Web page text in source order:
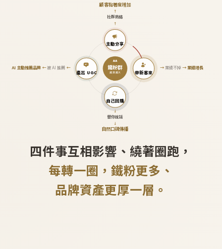
鐵粉群
越滾越大
主動分享
↑
社群熱絡
↑
顧客黏著度增加
帶新客來
→業績不掉 →業績增長
自己回購
↓
替你說話
↓
自然口碑傳播
產出 UGC
AI 主動推薦品牌←被 AI 推薦 ←
四件事互相影響、繞著圈跑，
每轉一圈，鐵粉更多、
品牌資產更厚一層。